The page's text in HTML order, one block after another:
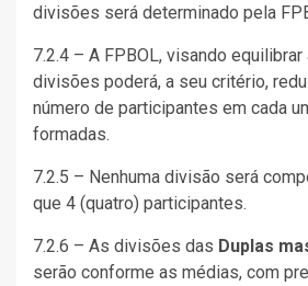
divisões será determinado pela
7.2.4 – A FPBOL, visando
divisões poderá, a seu critério,
número de participantes em cada
formadas.
7.2.5 – Nenhuma divisão será
que 4 (quatro) participantes.
7.2.6 – As divisões das Duplas
serão conforme as médias, com